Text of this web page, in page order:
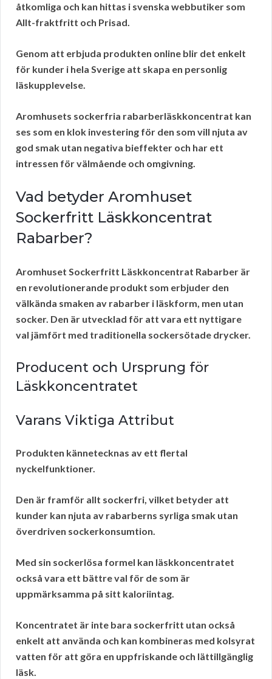
åtkomliga och kan hittas i svenska webbutiker som
Allt-fraktfritt och Prisad.
Genom att erbjuda produkten online blir det enkelt
för kunder i hela Sverige att skapa en personlig
läskupplevelse.
Aromhusets sockerfria rabarberläskkoncentrat kan
ses som en klok investering för den som vill njuta av
god smak utan negativa bieffekter och har ett
intressen för välmående och omgivning.
Vad betyder Aromhuset
Sockerfritt Läskkoncentrat
Rabarber?
Aromhuset Sockerfritt Läskkoncentrat Rabarber är
en revolutionerande produkt som erbjuder den
välkända smaken av rabarber i läskform, men utan
socker. Den är utvecklad för att vara ett nyttigare
val jämfört med traditionella sockersötade drycker.
Producent och Ursprung för
Läskkoncentratet
Varans Viktiga Attribut
Produkten kännetecknas av ett flertal
nyckelfunktioner.
Den är framför allt sockerfri, vilket betyder att
kunder kan njuta av rabarberns syrliga smak utan
överdriven sockerkonsumtion.
Med sin sockerlösa formel kan läskkoncentratet
också vara ett bättre val för de som är
uppmärksamma på sitt kaloriintag.
Koncentratet är inte bara sockerfritt utan också
enkelt att använda och kan kombineras med kolsyrat
vatten för att göra en uppfriskande och lättillgänglig
läsk.